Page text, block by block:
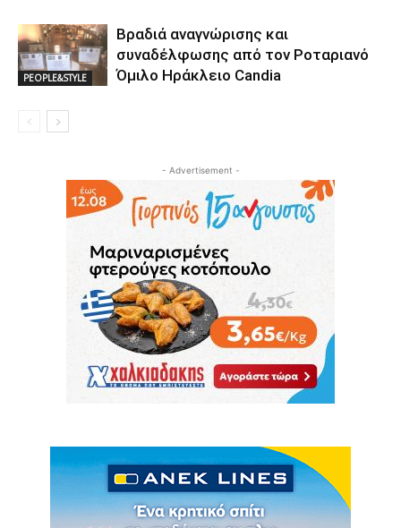
PEOPLE&STYLE
Βραδιά αναγνώρισης και
συναδέλφωσης από τον Ροταριανό
Όμιλο Ηράκλειο Candia
- Advertisement -